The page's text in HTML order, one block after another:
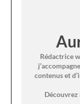
Rédactrice
contenus et